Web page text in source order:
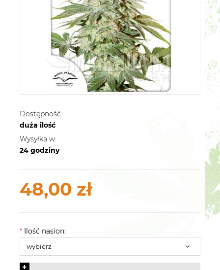
Dostępność:
duża ilość
Wysyłka w:
24 godziny
48,00 zł
* Ilość nasion:
+